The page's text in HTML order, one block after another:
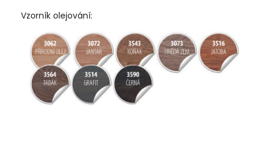
Vzorník olejování: